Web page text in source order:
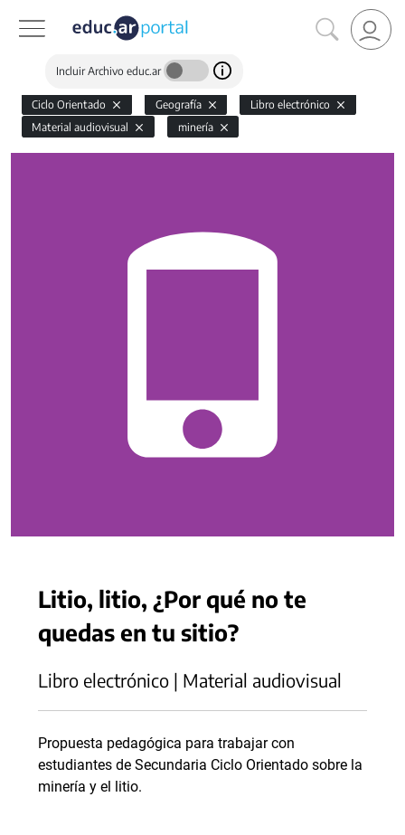
Incluir Archivo educ.ar
Ciclo Orientado Geografía
Libro electrónico
Material audiovisual
minería
Litio, litio, ¿Por qué no te
quedas en tu sitio?
Libro electrónico | Material audiovisual
Propuesta pedagógica para trabajar con
estudiantes de Secundaria Ciclo Orientado sobre la
minería y el litio.